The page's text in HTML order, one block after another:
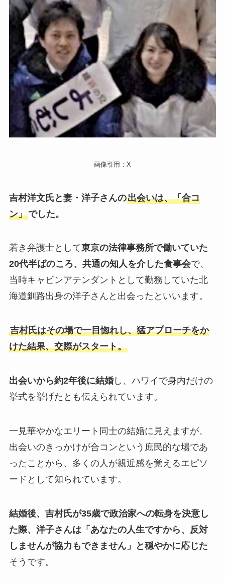
画像引用：X
吉村洋文氏と妻・洋子さんの出会いは、「合コ
ン」でした。
若き弁護士として東京の法律事務所で働いていた
20代半ばのころ、共通の知人を介した食事会で、
当時キャビンアテンダントとして勤務していた北
海道釧路出身の洋子さんと出会ったといいます。
吉村氏はその場で一目惚れし、猛アプローチをか
けた結果、交際がスタート。
出会いから約2年後に結婚し、ハワイで身内だけの
挙式を挙げたとも伝えられています。​
一見華やかなエリート同士の結婚に見えますが、
出会いのきっかけが合コンという庶民的な場であ
ったことから、多くの人が親近感を覚えるエピソ
ードとして知られています。
結婚後、吉村氏が35歳で政治家への転身を決意し
た際、洋子さんは「あなたの人生ですから、反対
しませんが協力もできません」と穏やかに応じた
そうです。